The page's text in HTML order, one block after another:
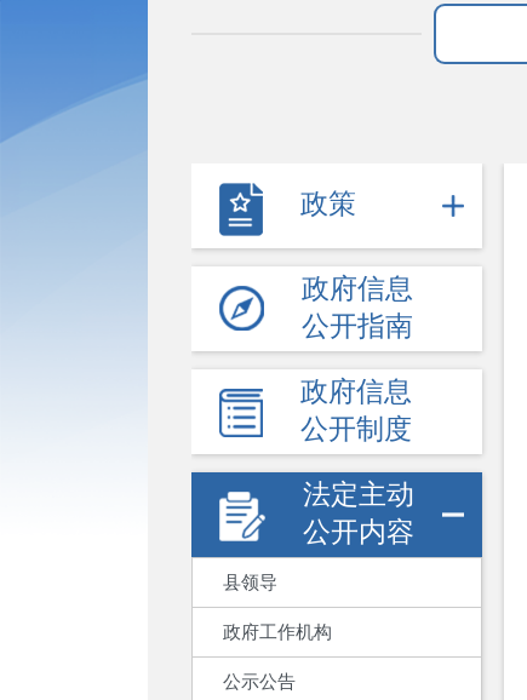
政策
政府信息
公开指南
政府信息
公开制度
法定主动
公开内容
县领导
政府工作机构
公示公告